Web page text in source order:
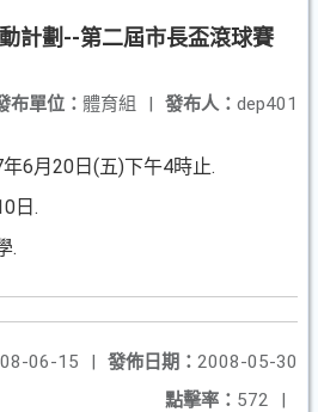
計劃--第二屆市長盃滾球賽
發布人： dep401
布單位： 體育組 |
6月20日(五)下午4時止.
日.
.
發佈日期： 2008-05-30
06-15
|
點擊率： 572 |